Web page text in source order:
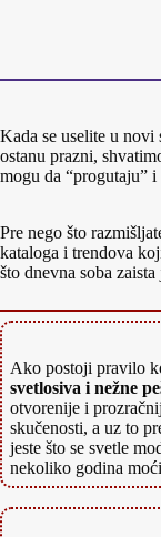
Kada se uselite u
ostanu prazni,
mogu da “progutaju”
Pre nego što
kataloga i trendova
što dnevna soba
Ako postoji pravilo
svetlosiva i nežne
otvorenije i
skučenosti, a uz to
jeste što se svetle
nekoliko godina